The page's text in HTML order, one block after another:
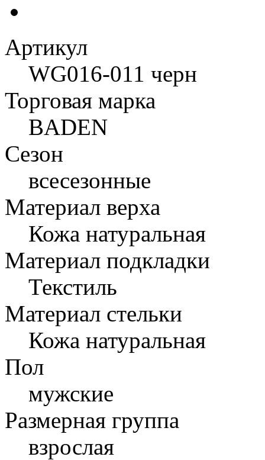
Артикул
WG016-011 черн
Торговая марка
BADEN
Сезон
всесезонные
Материал верха
Кожа натуральная
Материал подкладки
Текстиль
Материал стельки
Кожа натуральная
Пол
мужские
Размерная группа
взрослая